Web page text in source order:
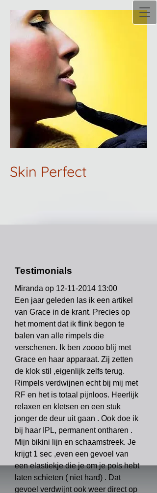
Skin Perfect
Testimonials
Miranda op 12-11-2014 13:00
Een jaar geleden las ik een artikel
van Grace in de krant. Precies op
het moment dat ik flink begon te
balen van alle rimpels die
verschenen. Ik ben zoooo blij met
Grace en haar apparaat. Zij zetten
de klok stil ,eigenlijk zelfs terug.
Rimpels verdwijnen echt bij mij met
RF en het is totaal pijnloos. Heerlijk
relaxen en kletsen en een stuk
jonger de deur uit gaan . Ook doe ik
bij haar IPL, permanent ontharen .
Mijn bikini lijn en schaamstreek. Je
krijgt 1 sec ,even een gevoel van
een elastiekje die je om je pols hebt
laten schieten ( niet hard) . Dat
gevoel verdwijnt ook weer direct op